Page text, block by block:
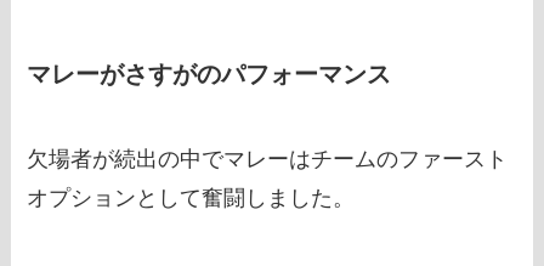
マレーがさすがのパフォーマンス
欠場者が続出の中でマレーはチームのファースト
オプションとして奮闘しました。